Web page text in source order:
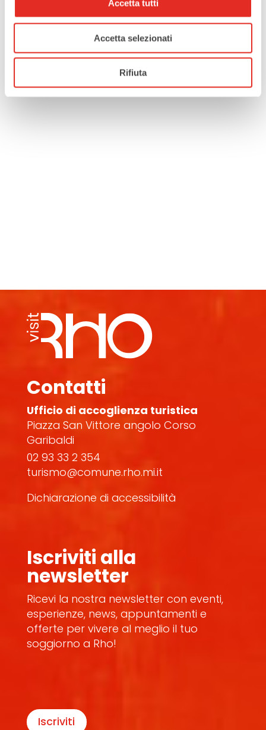
Accetta tutti
Accetta selezionati
Rifiuta
Contatti
Ufficio di accoglienza turistica
Piazza San Vittore angolo Corso
Garibaldi
02 93 33 2 354
turismo@comune.rho.mi.it
Dichiarazione di accessibilità
Iscriviti alla
newsletter
Ricevi la nostra newsletter con eventi,
esperienze, news, appuntamenti e
offerte per vivere al meglio il tuo
soggiorno a Rho!
Iscriviti